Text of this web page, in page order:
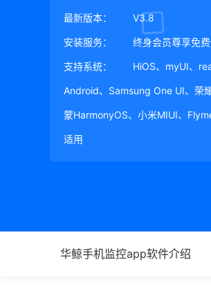
最新版本： V3.8
安装服务： 终身会员尊享免
支持系统： HiOS、myUI、
Android、Samsung One UI、荣
蒙HarmonyOS、小米MIUI、
适用
华鲸手机监控app软件介绍